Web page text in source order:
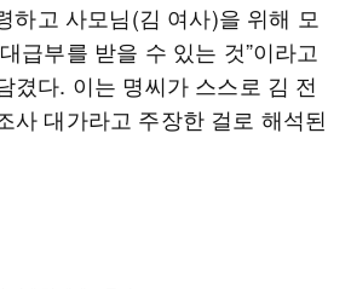
하고 사모님(김 여사)을 위해 모
급부를 받을 수 있는 것”이라고
겼다. 이는 명씨가 스스로 김 전
사 대가라고 주장한 걸로 해석된